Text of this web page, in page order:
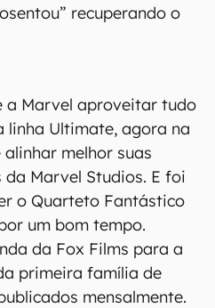
recuperando o
a Marvel aproveitar tudo
linha Ultimate, agora na
melhor suas
Marvel Studios. E foi
o Quarteto Fantástico
um bom tempo.
da Fox Films para a
primeira família de
mensalmente.